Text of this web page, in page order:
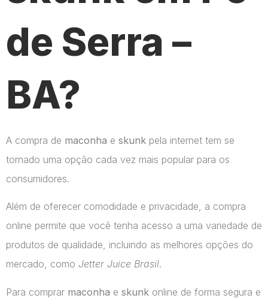
de Serra –
BA?
A compra de maconha e skunk pela internet tem se
tornado uma opção cada vez mais popular para os
consumidores.
Além de oferecer comodidade e privacidade, a compra
online permite que você tenha acesso a uma variedade de
produtos de qualidade, incluindo as melhores opções do
mercado, como Jetter Juice Brasil.
Para comprar maconha e skunk online de forma segura e